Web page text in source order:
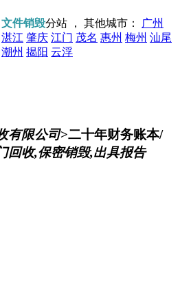
件销毁分站 ， 其他城市：
广州
湛江 肇庆 江门 茂名 惠州 梅州 汕尾
潮州 揭阳 云浮
有限公司>二十年财务账本/
回收,保密销毁,出具报告